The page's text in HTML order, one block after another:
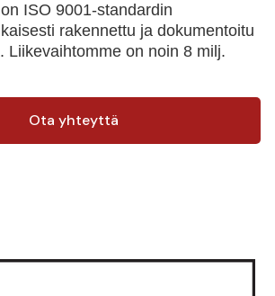
ISO 9001-standardin
rakennettu ja dokumentoitu
Liikevaihtomme on noin 8 milj.
Ota yhteyttä